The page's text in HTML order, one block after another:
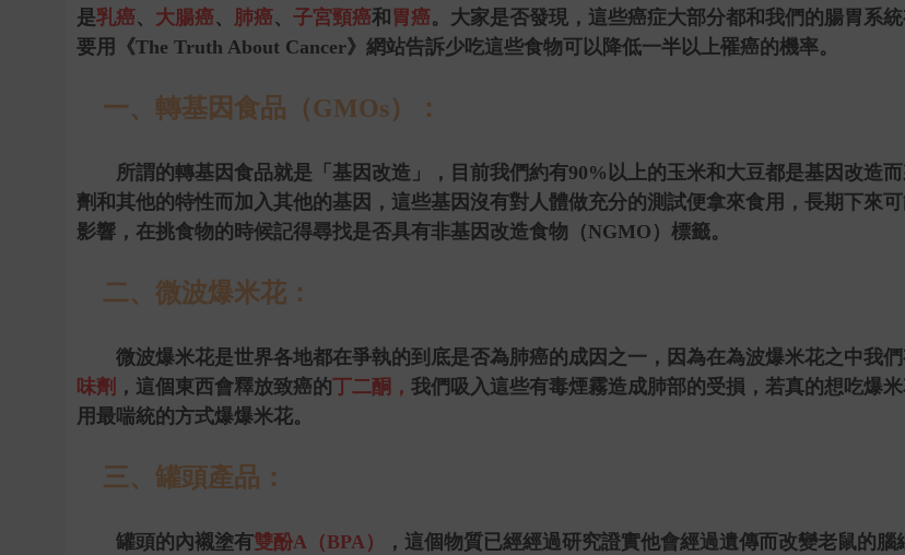
是乳癌、 大腸癌、 肺癌、 子宮頸癌和 胃癌。大家是否發現，這些癌症大部分都和我們的腸胃系
要用《The Truth About Cancer》網站告訴少吃這些食物可以降低一半以上罹癌的機率。
一、轉基因食品（GMOs）：
所謂的轉基因食品就是「基因改造」，目前我們約有90% 以上的玉米和大豆都是基因改造
劑和其他的特性而加入其他的基因，這些基因沒有對人體做充分的測試便拿來食用，長期下來
影響，在挑食物的時候記得尋找是否具有非基因改造食物（NGMO ）標籤。
二、微波爆米花：
微波爆米花是世界各地都在爭執的到底是否為肺癌的成因之一，因為在為波爆米花之中我
味劑 ，這個東西會釋放致癌的丁二酮， 我們吸入這些有毒煙霧造成肺部的受損，若真的想吃爆
用最喘統的方式爆爆米花。
三、罐頭產品：
罐頭的內襯塗有雙酚A （BPA）
，這個物質已經經過研究證實他會經過遺傳而改變老鼠的